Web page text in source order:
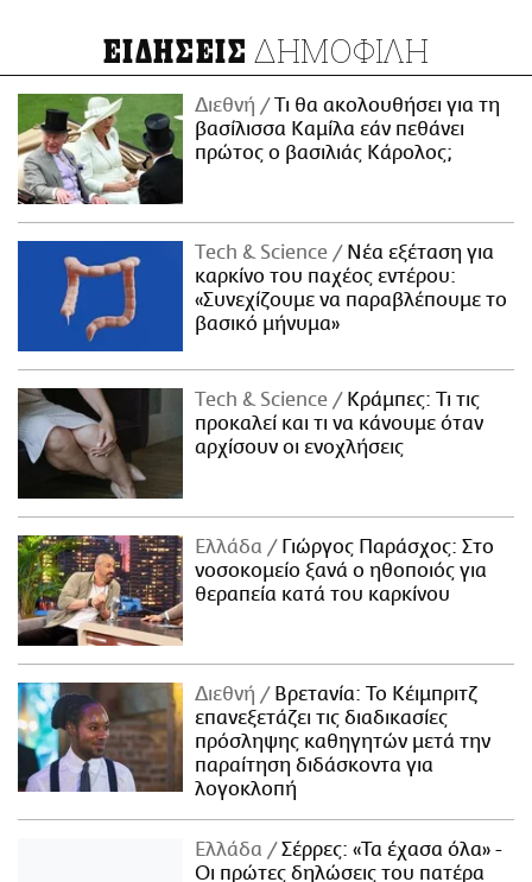
ΕΙΔΗΣΕΙΣ ΔΗΜΟΦΙΛΗ
Διεθνή
Τι θα ακολουθήσει για τη
βασίλισσα Καμίλα εάν πεθάνει
πρώτος ο βασιλιάς Κάρολος;
Τech & Science
Νέα εξέταση για
καρκίνο του παχέος εντέρου:
«Συνεχίζουμε να παραβλέπουμε το
βασικό μήνυμα»
Τech & Science
Κράμπες: Τι τις
προκαλεί και τι να κάνουμε όταν
αρχίσουν οι ενοχλήσεις
Ελλάδα
Γιώργος Παράσχος: Στο
νοσοκομείο ξανά ο ηθοποιός για
θεραπεία κατά του καρκίνου
Διεθνή
Βρετανία: Το Κέιμπριτζ
επανεξετάζει τις διαδικασίες
πρόσληψης καθηγητών μετά την
παραίτηση διδάσκοντα για
λογοκλοπή
Ελλάδα
Σέρρες: «Τα έχασα όλα» -
Οι πρώτες δηλώσεις του πατέρα